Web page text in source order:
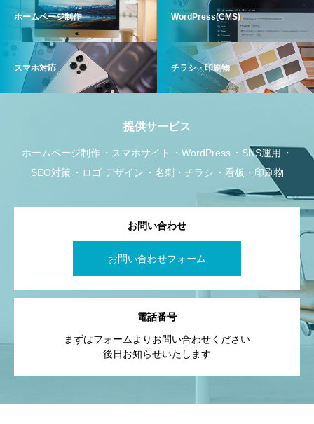
ホームページ制作 WordPress(CMS)
スマホ対応 チラシ・印刷物
提供サービス
ホームページ制作 スマホサイト WordPress
SNS運用
SEO対策
ロゴ デザイン 名刺・チラシ 看板・印刷物
お問い合わせ
お問い合わせフォーム
電話番号
まずはフォームよりお問い合わせください
後日お知らせいたします